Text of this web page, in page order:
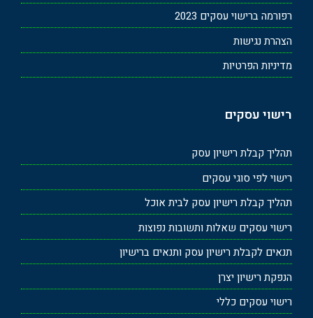
רפורמה ברישוי עסקים 2023
הצהרת נגישות
מדיניות הפרטיות
רישוי עסקים
תהליך קבלת רישיון עסק
רישוי לפי סוגי עסקים
תהליך קבלת רישיון עסק לבית אוכל
רישוי עסקים שאלות ותשובות נפוצות
תנאים לקבלת רישיון עסק ותנאים ברישיון
הנפקת רישיון יצרן
רישוי עסקים כללי